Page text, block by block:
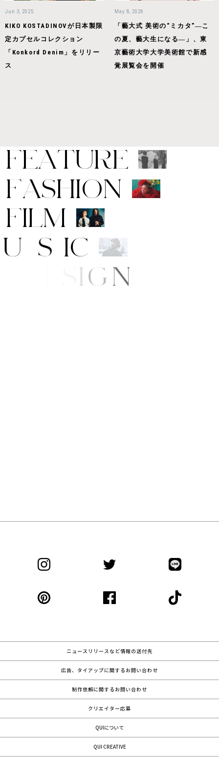
Jun 3, 2025
KIKO KOSTADINOVが日本製限
定カプセルコレクション
「Konkord Denim」をリリー
ス
May 8, 2026
「藝大式 美術の“ミカタ”―こ
の夏、藝大生になる―」、東
京藝術大学大学美術館で新感
覚展覧会を開催
FEATURE
FASHION
FILM
M US IC
D E SI
ニュースリリースなど情報の送付先
広告、タイアップに関するお問い合わせ
制作依頼に関するお問い合わせ
クリエイター応募
QUIについて
QUI CREATIVE